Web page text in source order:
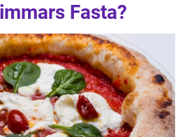
Fasta?